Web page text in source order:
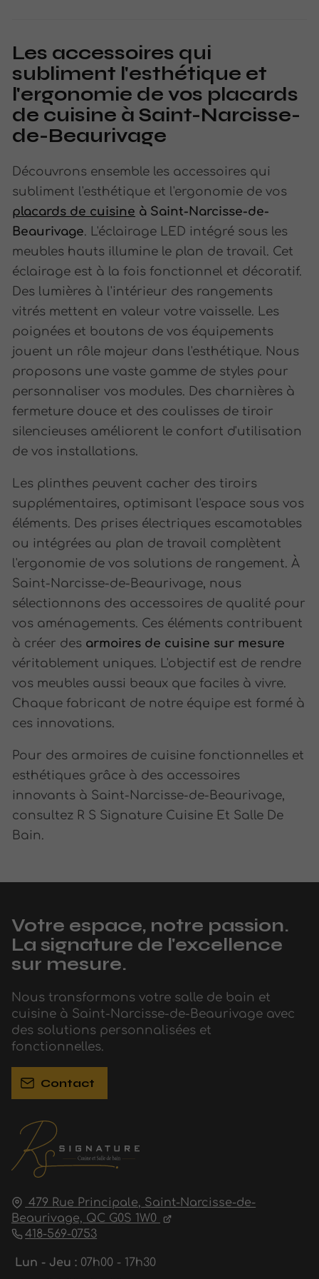
Les accessoires qui
subliment l'esthétique et
l'ergonomie de vos placards
de cuisine à Saint-Narcisse-
de-Beaurivage
Découvrons ensemble les accessoires qui
subliment l'esthétique et l'ergonomie de vos
placards de cuisine à Saint-Narcisse-de-
Beaurivage. L'éclairage LED intégré sous les
meubles hauts illumine le plan de travail. Cet
éclairage est à la fois fonctionnel et décoratif.
Des lumières à l'intérieur des rangements
vitrés mettent en valeur votre vaisselle. Les
poignées et boutons de vos équipements
jouent un rôle majeur dans l'esthétique. Nous
proposons une vaste gamme de styles pour
personnaliser vos modules. Des charnières à
fermeture douce et des coulisses de tiroir
silencieuses améliorent le confort d'utilisation
de vos installations.
Les plinthes peuvent cacher des tiroirs
supplémentaires, optimisant l'espace sous vos
éléments. Des prises électriques escamotables
ou intégrées au plan de travail complètent
l'ergonomie de vos solutions de rangement. À
Saint-Narcisse-de-Beaurivage, nous
sélectionnons des accessoires de qualité pour
vos aménagements. Ces éléments contribuent
à créer des armoires de cuisine sur mesure
véritablement uniques. L'objectif est de rendre
vos meubles aussi beaux que faciles à vivre.
Chaque fabricant de notre équipe est formé à
ces innovations.
Pour des armoires de cuisine fonctionnelles et
esthétiques grâce à des accessoires
innovants à Saint-Narcisse-de-Beaurivage,
consultez R S Signature Cuisine Et Salle De
Bain.
479 Rue Principale, Saint-Narcisse-de-
Beaurivage, QC G0S 1W0
418-569-0753
Lun - Jeu : 07h00 - 17h30
Votre espace, notre passion.
La signature de l'excellence
sur mesure.
Nous transformons votre salle de bain et
cuisine à Saint-Narcisse-de-Beaurivage avec
des solutions personnalisées et
fonctionnelles.
Contact